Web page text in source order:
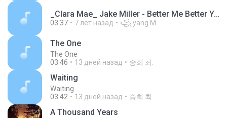
_Clara Mae_ Jake Miller - Better Me Better You _Lyrics _ Lyrics Video_ - Duration_ 3_38_.mp3
03:37 7 лет назад ꧁ yang M.
The One
The One
03:46
13 дней назад 승희 최.
Waiting
Waiting
03:42
13 дней назад 승희 최.
A Thousand Years